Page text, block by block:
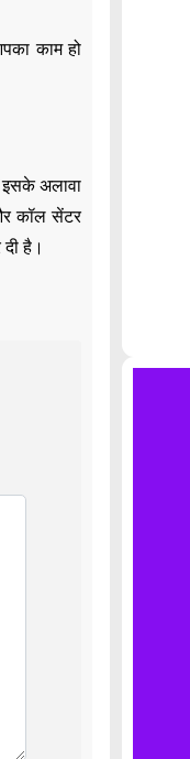
काम हो
अलावा
कॉल सेंटर
है।